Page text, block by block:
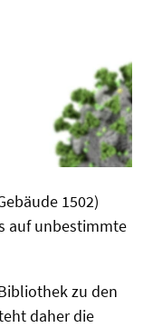
1502)
auf unbestimmte
zu den
daher die